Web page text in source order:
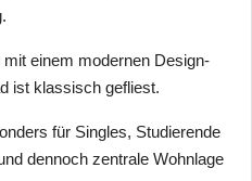
einem modernen Design-
ist klassisch gefliest.
für Singles, Studierende
dennoch zentrale Wohnlage